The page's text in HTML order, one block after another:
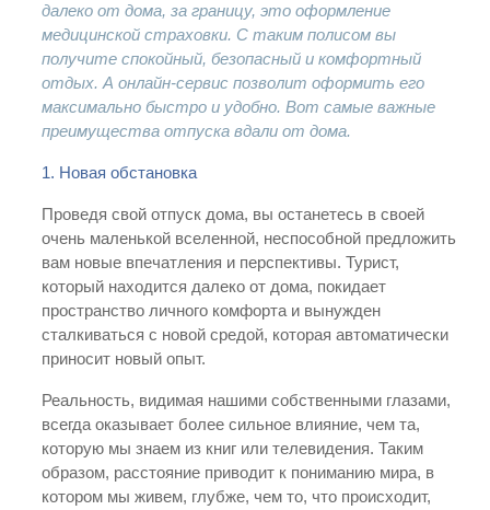
далеко от дома, за границу, это оформление
медицинской страховки. С таким полисом вы
получите спокойный, безопасный и комфортный
отдых. А онлайн-сервис позволит оформить его
максимально быстро и удобно. Вот самые важные
преимущества отпуска вдали от дома.
1. Новая обстановка
Проведя свой отпуск дома, вы останетесь в своей
очень маленькой вселенной, неспособной предложить
вам новые впечатления и перспективы. Турист,
который находится далеко от дома, покидает
пространство личного комфорта и вынужден
сталкиваться с новой средой, которая автоматически
приносит новый опыт.
Реальность, видимая нашими собственными глазами,
всегда оказывает более сильное влияние, чем та,
которую мы знаем из книг или телевидения. Таким
образом, расстояние приводит к пониманию мира, в
котором мы живем, глубже, чем то, что происходит,